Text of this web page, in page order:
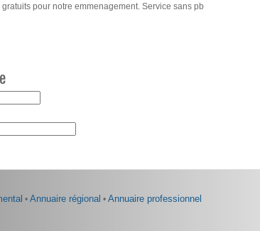
pour notre emmenagement. Service sans pb
• Annuaire régional • Annuaire professionnel